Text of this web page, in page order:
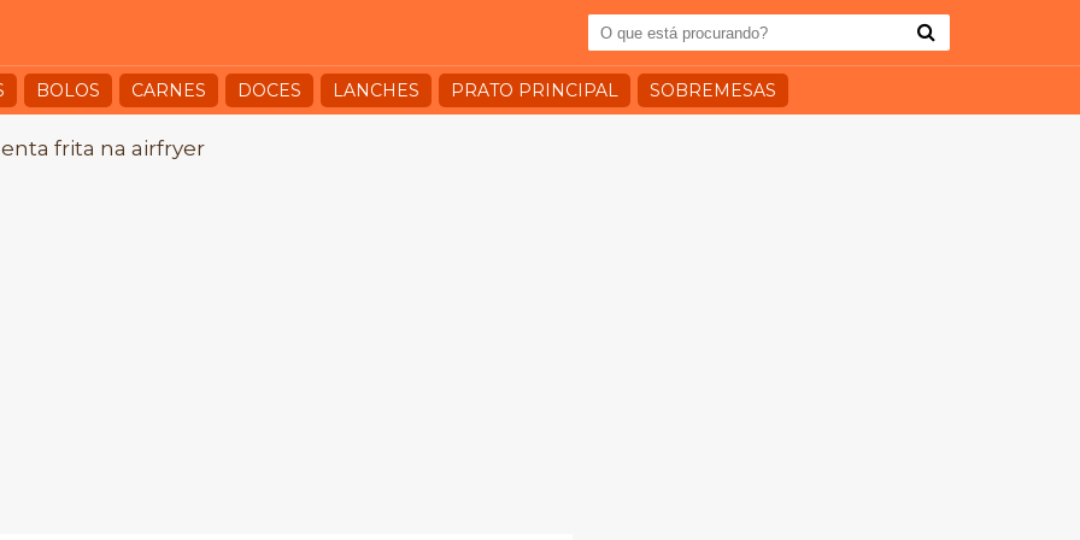
BOLOS CARNES DOCES LANCHES PRATO PRINCIPAL SOBREMESAS
frita na airfryer